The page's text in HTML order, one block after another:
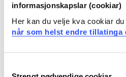
informasjonskapslar (cookiar)
Her kan du velje kva cookiar
når som helst endre tillatinga
Prosjekteigar
Prosjektperiode